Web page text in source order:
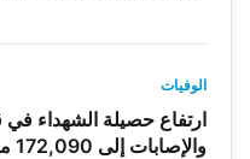
الوفيات
والإصابات إلى 172,090 منذ بدء العدوان